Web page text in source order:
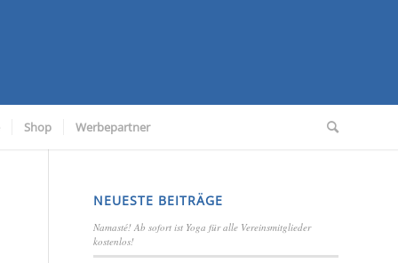
Shop Werbepartner
NEUESTE BEITRÄGE
Namasté! Ab sofort ist Yoga für alle Vereinsmitglieder
kostenlos!